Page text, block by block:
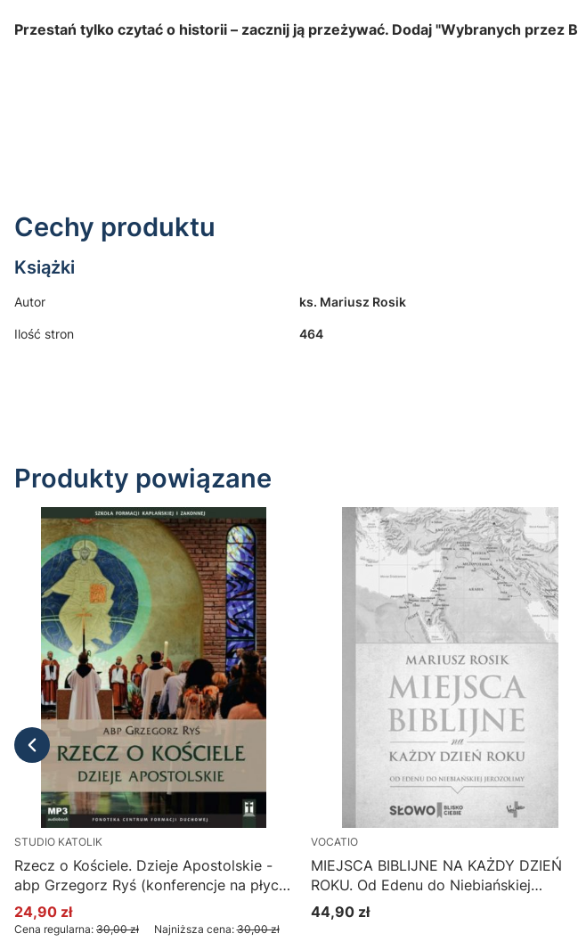
Przestań tylko czytać o historii – zacznij ją przeżywać. Dodaj "Wybranych
Cechy produktu
Książki
Autor ks. Mariusz Rosik
Ilość stron 464
Produkty powiązane
STUDIO KATOLIK
Rzecz o Kościele. Dzieje Apostolskie -
abp Grzegorz Ryś (konferencje na płycie
CD MP3)
Cena promocyjna
24,90 zł
Cena regularna: 30,00 zł Najniższa cena: 30,00 zł
VOCATIO
MIEJSCA BIBLIJNE NA KAŻDY DZIEŃ
ROKU. Od Edenu do Niebiańskiej
Jerozolimy - ks. Mariusz Rosik
Cena
44,90 zł